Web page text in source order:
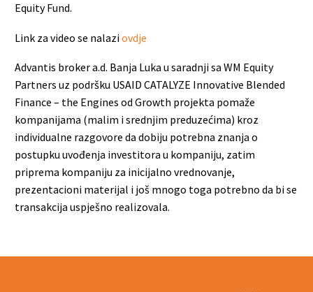
Equity Fund.
Link za video se nalaziovdje
Advantis broker a.d. Banja Luka u saradnji sa WM Equity
Partners uz podršku USAID CATALYZE Innovative Blended
Finance – the Engines od Growth projekta pomaže
kompanijama (malim i srednjim preduzećima) kroz
individualne razgovore da dobiju potrebna znanja o
postupku uvođenja investitora u kompaniju, zatim
priprema kompaniju za inicijalno vrednovanje,
prezentacioni materijal i još mnogo toga potrebno da bi se
transakcija uspješno realizovala.